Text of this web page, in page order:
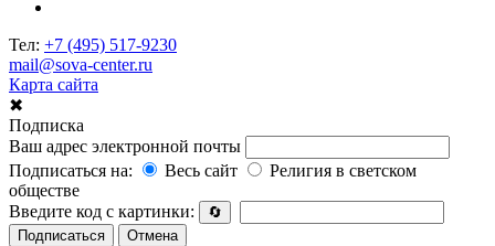
Тел: +7 (495) 517-9230
mail@sova-center.ru
Карта сайта
✖
Подписка
Ваш адрес электронной почты
Подписаться на:
Весь сайт
Религия в светском
обществе
Введите код с картинки:
🔄
Подписаться
Отмена